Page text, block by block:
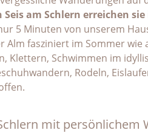
am Schlern erreichen
5 Minuten von unserem
Alm fasziniert im Sommer
Klettern, Schwimmen im
Rodeln,
mit